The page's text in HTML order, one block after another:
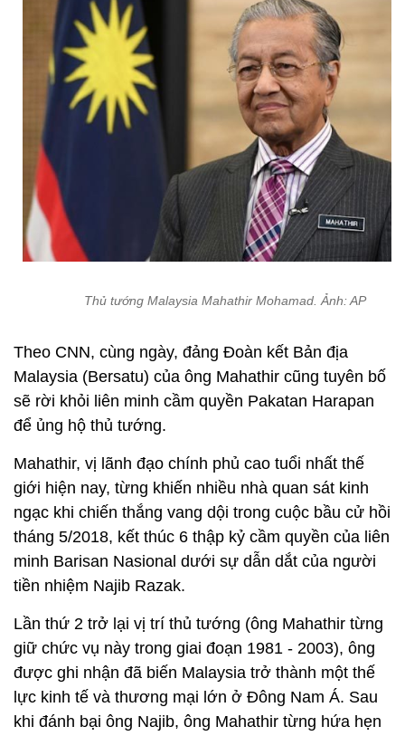
Thủ tướng Malaysia Mahathir Mohamad. Ảnh: AP
Theo CNN, cùng ngày, đảng Đoàn kết Bản địa
Malaysia (Bersatu) của ông Mahathir cũng tuyên bố
sẽ rời khỏi liên minh cầm quyền Pakatan Harapan
để ủng hộ thủ tướng.
Mahathir, vị lãnh đạo chính phủ cao tuổi nhất thế
giới hiện nay, từng khiến nhiều nhà quan sát kinh
ngạc khi chiến thắng vang dội trong cuộc bầu cử hồi
tháng 5/2018, kết thúc 6 thập kỷ cầm quyền của liên
minh Barisan Nasional dưới sự dẫn dắt của người
tiền nhiệm Najib Razak.
Lần thứ 2 trở lại vị trí thủ tướng (ông Mahathir từng
giữ chức vụ này trong giai đoạn 1981 - 2003), ông
được ghi nhận đã biến Malaysia trở thành một thế
lực kinh tế và thương mại lớn ở Đông Nam Á. Sau
khi đánh bại ông Najib, ông Mahathir từng hứa hẹn